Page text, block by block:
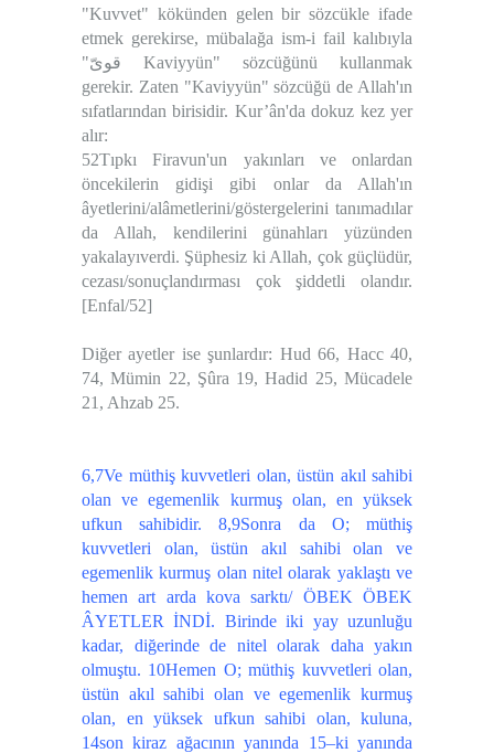
"Kuvvet" kökünden gelen bir sözcükle ifade
etmek gerekirse, mübalağa ism-i fail kalıbıyla
"قوىّ Kaviyyün" sözcüğünü kullanmak
gerekir. Zaten "Kaviyyün" sözcüğü de Allah'ın
sıfatlarından birisidir. Kur’ân'da dokuz kez yer
alır:
52Tıpkı Firavun'un yakınları ve onlardan
öncekilerin gidişi gibi onlar da Allah'ın
âyetlerini/alâmetlerini/göstergelerini tanımadılar
da Allah, kendilerini günahları yüzünden
yakalayıverdi. Şüphesiz ki Allah, çok güçlüdür,
cezası/sonuçlandırması çok şiddetli olandır.
[Enfal/52]
Diğer ayetler ise şunlardır: Hud 66, Hacc 40,
74, Mümin 22, Şûra 19, Hadid 25, Mücadele
21, Ahzab 25.
6,7Ve müthiş kuvvetleri olan, üstün akıl sahibi
olan ve egemenlik kurmuş olan, en yüksek
ufkun sahibidir. 8,9Sonra da O; müthiş
kuvvetleri olan, üstün akıl sahibi olan ve
egemenlik kurmuş olan nitel olarak yaklaştı ve
hemen art arda kova sarktı/ ÖBEK ÖBEK
ÂYETLER İNDİ. Birinde iki yay uzunluğu
kadar, diğerinde de nitel olarak daha yakın
olmuştu. 10Hemen O; müthiş kuvvetleri olan,
üstün akıl sahibi olan ve egemenlik kurmuş
olan, en yüksek ufkun sahibi olan, kuluna,
14son kiraz ağacının yanında 15–ki yanında